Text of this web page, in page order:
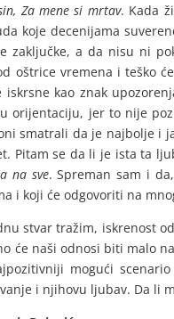
Za mene si mrtav. Kada
koje decenijama
zaključke, a da nisu ni
oštrice vremena i teško
iskrsne kao znak
orijentaciju, jer to nije
smatrali da je najbolje i
Pitam se da li je ista ta
na sve. Spreman sam i
i koji će odgovoriti na
stvar tražim, iskrenost
će naši odnosi biti malo
mogući
i njihovu ljubav. Da li